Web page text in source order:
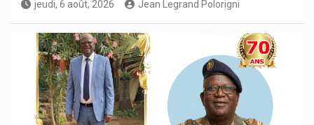
jeudi, 6 août, 2026 Jean Legrand Polorigni